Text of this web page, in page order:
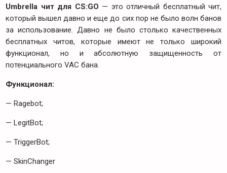
Umbrella чит для CS:GO — это отличный бесплатный чит,
который вышел давно и еще до сих пор не было волн банов
за использование. Давно не было столько качественных
бесплатных читов, которые имеют не только широкий
функционал, но и абсолютную защищенность от
потенциального VAC бана.
Функционал:
— Ragebot;
— LegitBot;
— TriggerBot;
— SkinChanger